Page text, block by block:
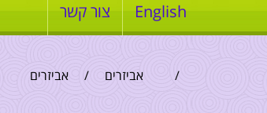
English צור קשר
/ אביזרים / אביזרים